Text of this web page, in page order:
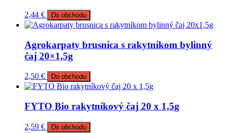
2,44 € Do obchodu
Agrokarpaty brusnica s rakytníkom bylinný
čaj 20×1,5g
2,50 € Do obchodu
FYTO Bio rakytníkový čaj 20 x 1,5g
2,59 € Do obchodu